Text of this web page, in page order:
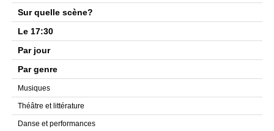
Sur quelle scène?
Le 17:30
Par jour
Par genre
Musiques
Théâtre et littérature
Danse et performances